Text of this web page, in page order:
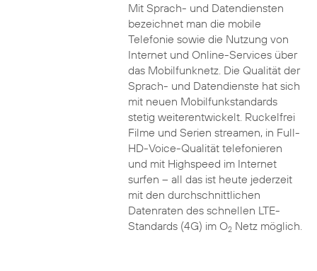
Mit Sprach- und Datendiensten
bezeichnet man die mobile
Telefonie sowie die Nutzung von
Internet und Online-Services über
das Mobilfunknetz. Die Qualität der
Sprach- und Datendienste hat sich
mit neuen Mobilfunkstandards
stetig weiterentwickelt. Ruckelfrei
Filme und Serien streamen, in Full-
HD-Voice-Qualität telefonieren
und mit Highspeed im Internet
surfen – all das ist heute jederzeit
mit den durchschnittlichen
Datenraten des schnellen LTE-
Standards (4G) im O2Netz möglich.